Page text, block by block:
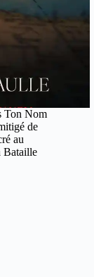
Ton Nom
de
au
Bataille